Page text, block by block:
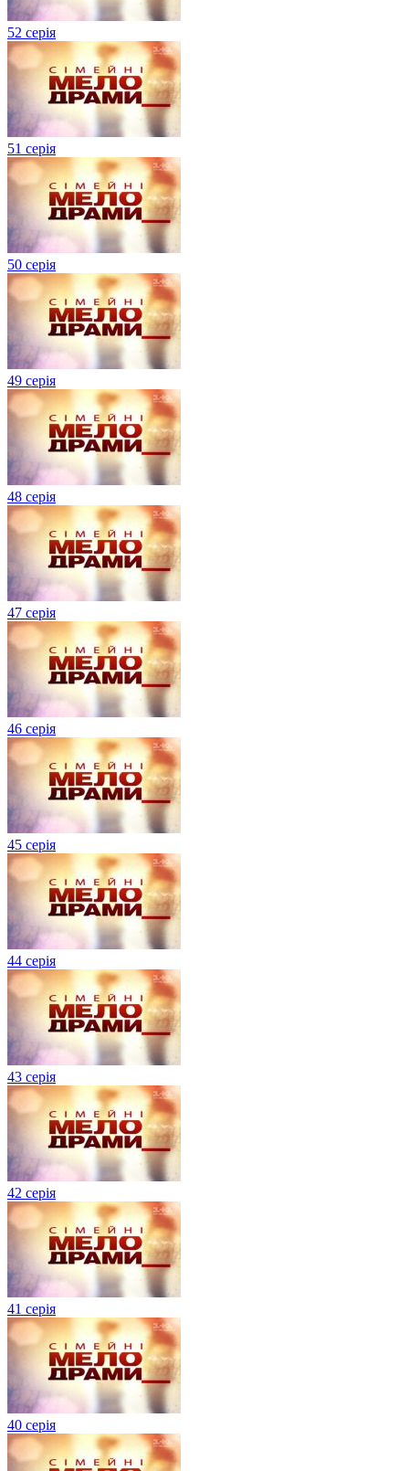
52 серія
51 серія
50 серія
49 серія
48 серія
47 серія
46 серія
45 серія
44 серія
43 серія
42 серія
41 серія
40 серія